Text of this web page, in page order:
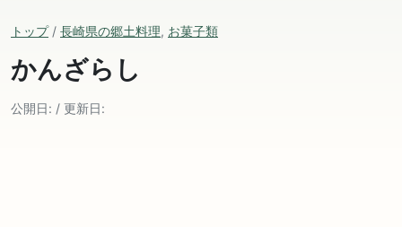
トップ/ 長崎県の郷土料理, お菓子類
かんざらし
公開日: / 更新日: